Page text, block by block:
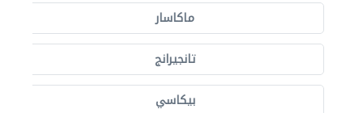
ماكاسار
تانجيرانج
بيكاسي